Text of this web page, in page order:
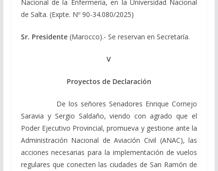
Nacional de la Enfermería, en la Universidad Nacional
de Salta. (Expte. Nº 90-34.080/2025)
Sr. Presidente(Marocco).- Se reservan en Secretaría.
V
Proyectos de Declaración
De los señores Senadores Enrique Cornejo
Saravia y Sergio Saldaño, viendo con agrado que el
Poder Ejecutivo Provincial, promueva y gestione ante la
Administración Nacional de Aviación Civil (ANAC), las
acciones necesarias para la implementación de vuelos
regulares que conecten las ciudades de San Ramón de